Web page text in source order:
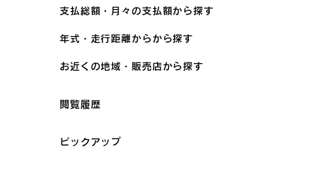
支払総額・月々の支払額から探す
年式・走行距離からから探す
お近くの地域・販売店から探す
閲覧履歴
ピックアップ